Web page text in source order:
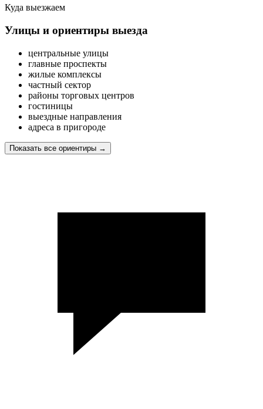
Куда выезжаем
Улицы и ориентиры выезда
центральные улицы
главные проспекты
жилые комплексы
частный сектор
районы торговых центров
гостиницы
выездные направления
адреса в пригороде
Показать все ориентиры →